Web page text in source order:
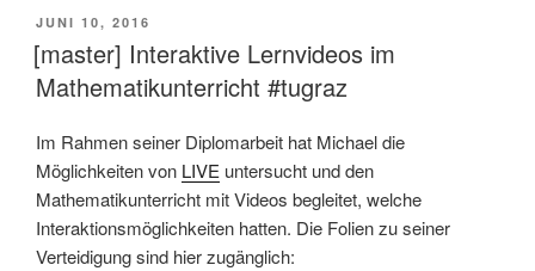
VERÖFFENTLICHT
AM
JUNI 10, 2016
[master] Interaktive Lernvideos im
Mathematikunterricht #tugraz
Im Rahmen seiner Diplomarbeit hat Michael die
Möglichkeiten von LIVE untersucht und den
Mathematikunterricht mit Videos begleitet, welche
Interaktionsmöglichkeiten hatten. Die Folien zu seiner
Verteidigung sind hier zugänglich: